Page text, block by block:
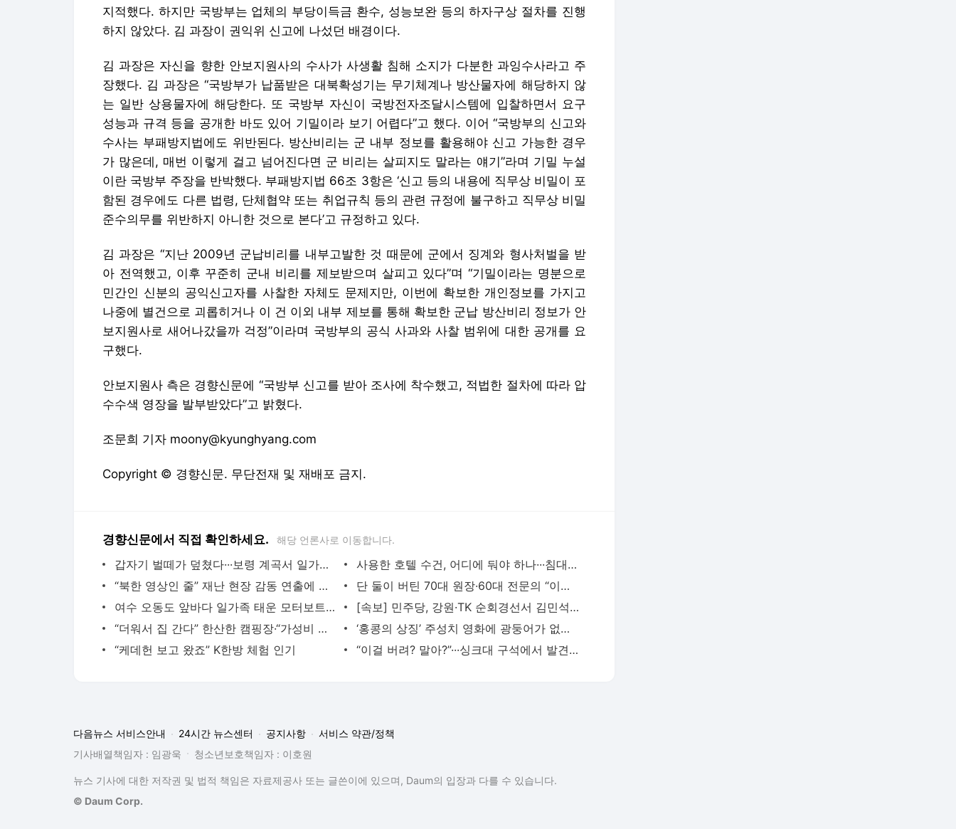
지적했다. 하지만 국방부는 업체의 부당이득금 환수, 성능보완 등의 하자구상 절차를 진행
하지 않았다. 김 과장이 권익위 신고에 나섰던 배경이다.
김 과장은 자신을 향한 안보지원사의 수사가 사생활 침해 소지가 다분한 과잉수사라고 주
장했다. 김 과장은 “국방부가 납품받은 대북확성기는 무기체계나 방산물자에 해당하지 않
는 일반 상용물자에 해당한다. 또 국방부 자신이 국방전자조달시스템에 입찰하면서 요구
성능과 규격 등을 공개한 바도 있어 기밀이라 보기 어렵다”고 했다. 이어 “국방부의 신고와
수사는 부패방지법에도 위반된다. 방산비리는 군 내부 정보를 활용해야 신고 가능한 경우
가 많은데, 매번 이렇게 걸고 넘어진다면 군 비리는 살피지도 말라는 얘기”라며 기밀 누설
이란 국방부 주장을 반박했다. 부패방지법 66조 3항은 ‘신고 등의 내용에 직무상 비밀이 포
함된 경우에도 다른 법령, 단체협약 또는 취업규칙 등의 관련 규정에 불구하고 직무상 비밀
준수의무를 위반하지 아니한 것으로 본다’고 규정하고 있다.
김 과장은 “지난 2009년 군납비리를 내부고발한 것 때문에 군에서 징계와 형사처벌을 받
아 전역했고, 이후 꾸준히 군내 비리를 제보받으며 살피고 있다”며 “기밀이라는 명분으로
민간인 신분의 공익신고자를 사찰한 자체도 문제지만, 이번에 확보한 개인정보를 가지고
나중에 별건으로 괴롭히거나 이 건 이외 내부 제보를 통해 확보한 군납 방산비리 정보가 안
보지원사로 새어나갔을까 걱정”이라며 국방부의 공식 사과와 사찰 범위에 대한 공개를 요
구했다.
안보지원사 측은 경향신문에 “국방부 신고를 받아 조사에 착수했고, 적법한 절차에 따라 압
수수색 영장을 발부받았다”고 밝혔다.
조문희 기자 moony@kyunghyang.com
Copyright © 경향신문. 무단전재 및 재배포 금지.
경향신문에서 직접 확인하세요. 해당 언론사로 이동합니다.
갑자기 벌떼가 덮쳤다···보령 계곡서 일가족 등 7명 벌 쏘여 병원 이송
사용한 호텔 수건, 어디에 둬야 하나···침대 위? 바닥? 수건 걸이? 직원이 말하는 정답은
“북한 영상인 줄” 재난 현장 감동 연출에 역풍 맞은 총리…‘재난 이미지 정치’의 함정 [이윤
단 둘이 버틴 70대 원장·60대 전문의 “이젠 포기”···40년 역사 ‘밀양 유일’ 분만병원 문 닫
여수 오동도 앞바다 일가족 태운 모터보트 전복···20대 여성·선장 사망
[속보] 민주당, 강원·TK 순회경선서 김민석 48.5%·정청래 44.4%
“더워서 집 간다” 한산한 캠핑장·“가성비 워터밤” 핫플된 수영장···폭염 속 ‘한강 두 얼
‘홍콩의 상징’ 주성치 영화에 광둥어가 없다···‘쿵푸여자축구’ 보통화 버전만 개봉
“케데헌 보고 왔죠” K한방 체험 인기
“이걸 버려? 말아?”···싱크대 구석에서 발견한 3년 묵은 베이킹소다·과탄산소다 쓸 수 있을
다음뉴스 서비스안내 24시간 뉴스센터 공지사항
서비스 약관/정책
기사배열책임자 : 임광욱
청소년보호책임자 : 이호원
뉴스 기사에 대한 저작권 및 법적 책임은 자료제공사 또는 글쓴이에 있으며, Daum의 입장과 다를 수 있습니다.
© Daum Corp.